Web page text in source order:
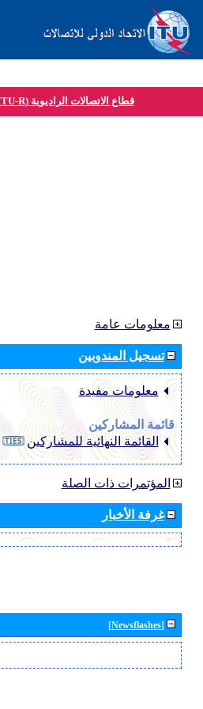
قطاع الاتصالات الراديوية (ITU-R)
معلومات عامة
تسجيل المندوبين
معلومات مفيدة
قائمة المشاركين
القائمة النهائية للمشاركين
المؤتمرات ذات الصلة
غرفة الأخبار
[Newsflashes]